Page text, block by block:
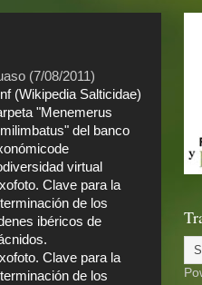
(7/08/2011)
(Wikipedia Salticidae)
"Menemerus
del banco
virtual
Clave para la
de los
ibéricos de
Clave para la
de los